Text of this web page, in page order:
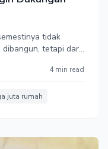
tidak
tetapi dari
4 min read
juta rumah